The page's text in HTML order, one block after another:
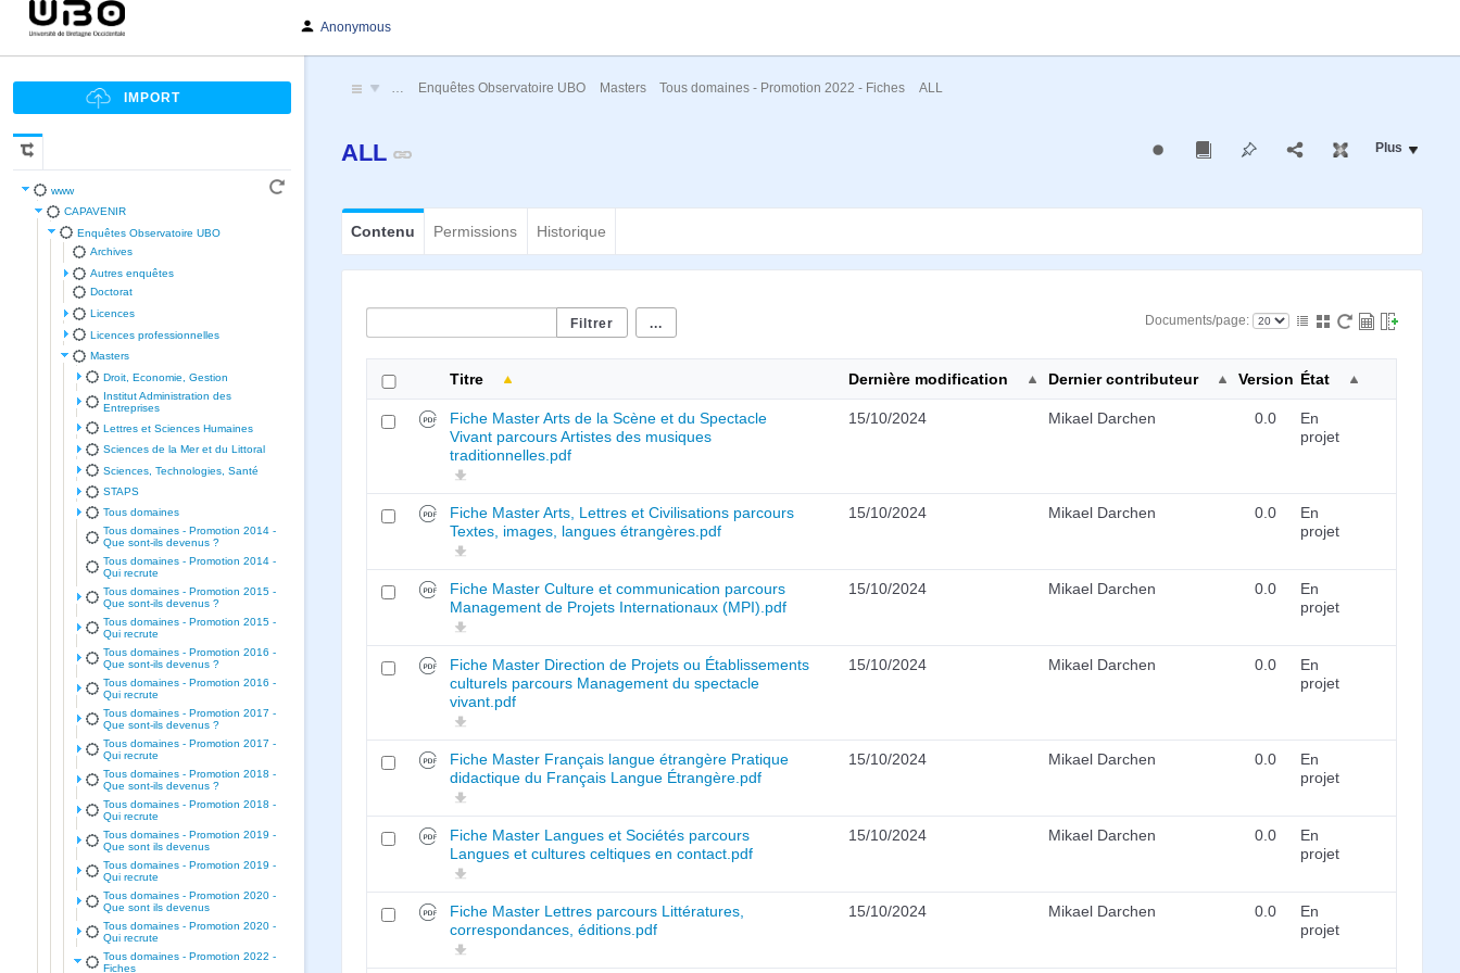
Anonymous
www
CAPAVENIR
Enquêtes Observatoire UBO
Archives
Autres enquêtes
Doctorat
Licences
Licences professionnelles
Masters
Droit, Economie, Gestion
Institut Administration des
Entreprises
Lettres et Sciences Humaines
Sciences de la Mer et du Littoral
Sciences, Technologies, Santé
STAPS
Tous domaines
Tous domaines - Promotion 2014 -
Que sont-ils devenus ?
Tous domaines - Promotion 2014 -
Qui recrute
Tous domaines - Promotion 2015 -
Que sont-ils devenus ?
Tous domaines - Promotion 2015 -
Qui recrute
Tous domaines - Promotion 2016 -
Que sont-ils devenus ?
Tous domaines - Promotion 2016 -
Qui recrute
Tous domaines - Promotion 2017 -
Que sont-ils devenus ?
Tous domaines - Promotion 2017 -
Qui recrute
Tous domaines - Promotion 2018 -
Que sont-ils devenus ?
Tous domaines - Promotion 2018 -
Qui recrute
Tous domaines - Promotion 2019 -
Que sont ils devenus
Tous domaines - Promotion 2019 -
Qui recrute
Tous domaines - Promotion 2020 -
Que sont ils devenus
Tous domaines - Promotion 2020 -
Qui recrute
Tous domaines - Promotion 2022 -
Fiches
… Enquêtes Observatoire UBO Masters Tous domaines - Promotion 2022 - Fiches ALL
ALL Plus
Contenu Permissions Historique
... Documents/page:
Titre Dernière modification Dernier contributeur Version État
Fiche Master Arts de la Scène et du Spectacle
Vivant parcours Artistes des musiques
traditionnelles.pdf
15/10/2024 Mikael Darchen 0.0
En
projet
Fiche Master Arts, Lettres et Civilisations parcours
Textes, images, langues étrangères.pdf
15/10/2024 Mikael Darchen 0.0
En
projet
Fiche Master Culture et communication parcours
Management de Projets Internationaux (MPI).pdf
15/10/2024 Mikael Darchen 0.0
En
projet
Fiche Master Direction de Projets ou Établissements
culturels parcours Management du spectacle
vivant.pdf
15/10/2024 Mikael Darchen 0.0
En
projet
Fiche Master Français langue étrangère Pratique
didactique du Français Langue Étrangère.pdf
15/10/2024 Mikael Darchen 0.0
En
projet
Fiche Master Langues et Sociétés parcours
Langues et cultures celtiques en contact.pdf
15/10/2024 Mikael Darchen 0.0
En
projet
Fiche Master Lettres parcours Littératures,
correspondances, éditions.pdf
15/10/2024 Mikael Darchen 0.0
En
projet